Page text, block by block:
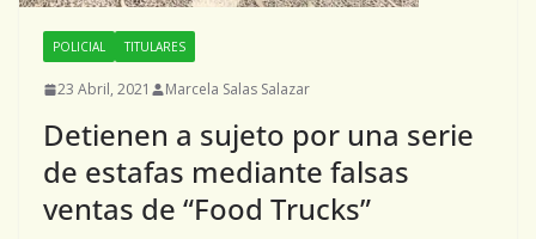
POLICIAL TITULARES
23 Abril, 2021 Marcela Salas Salazar
Detienen a sujeto por una serie
de estafas mediante falsas
ventas de “Food Trucks”